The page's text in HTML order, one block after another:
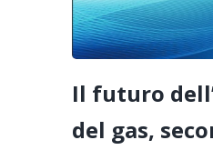
Il futuro
del gas,